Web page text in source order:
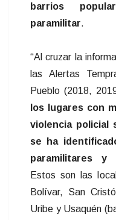
barrios
paramilitar.
“Al cruzar la
las Alertas
Pueblo (2018,
los lugares con
violencia policial
se ha
paramilitares y
Estos son las
Bolívar, San
Uribe y Usaquén